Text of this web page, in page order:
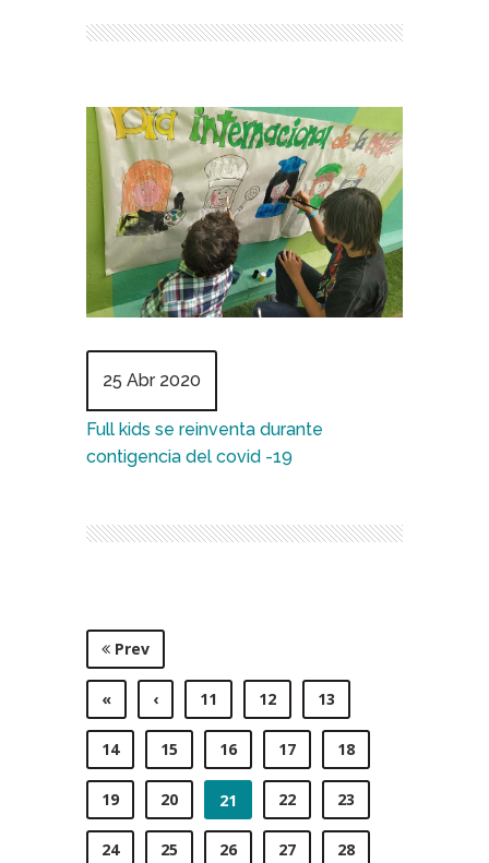
25 Abr 2020
Full kids se reinventa durante
contigencia del covid -19
Prev
« ‹ 11 12 13
14 15 16 17 18
19 20 21 22 23
24 25 26 27 28